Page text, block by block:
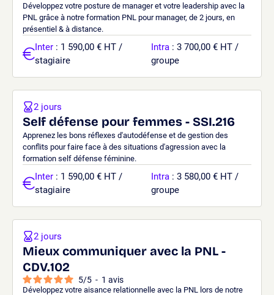
Développez votre posture de manager et votre leadership avec la
PNL grâce à notre formation PNL pour manager, de 2 jours, en
présentiel & à distance.
Inter : 1 590,00 € HT /
stagiaire
Intra : 3 700,00 € HT /
groupe
Self défense pour femmes - SSI.216
Apprenez les bons réflexes d'autodéfense et de gestion des
conflits pour faire face à des situations d'agression avec la
formation self défense féminine.
2 jours
Inter : 1 590,00 € HT /
stagiaire
Intra : 3 580,00 € HT /
groupe
Mieux communiquer avec la PNL -
CDV.102
5/5 - 1 avis
Développez votre aisance relationnelle avec la PNL lors de notre
2 jours